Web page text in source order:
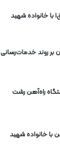
دیدار مدیرکل راه‌آهن شمالشرق۱ با خانواده شهید
بر روند خدمات‌رسانی
راه‌آهن رشت
با خانواده شهید